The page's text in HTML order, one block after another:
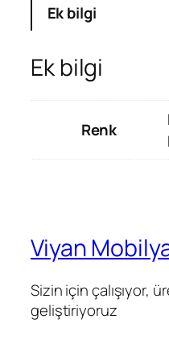
Ek bilgi
Ek bilgi
Renk
Viyan
Sizin için çalışıyor,
geliştiriyoruz